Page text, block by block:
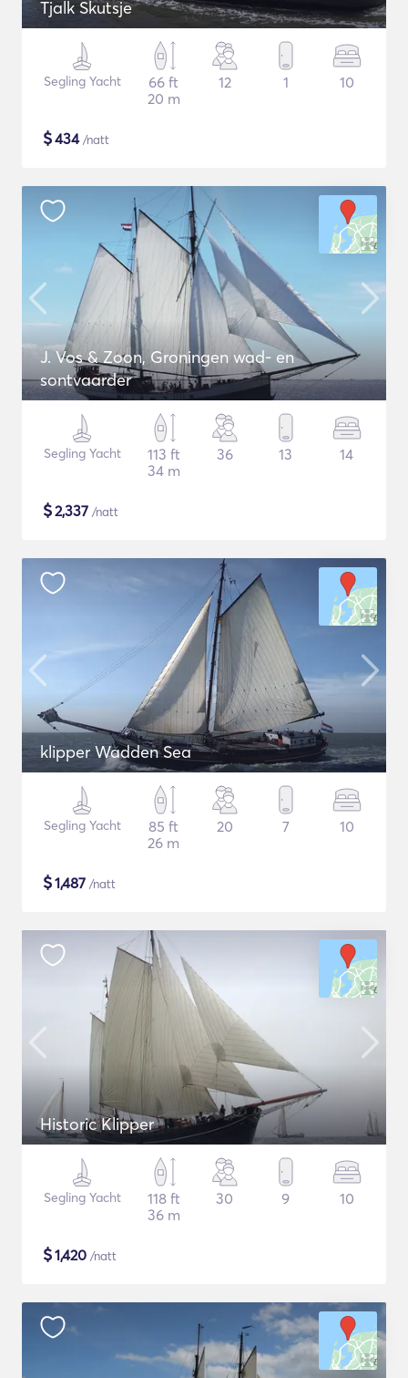
Tjalk Skutsje
Segling Yacht
66 ft
20 m
12 1 10
$434/natt
J. Vos & Zoon, Groningen wad- en
sontvaarder
Segling Yacht
113 ft
34 m
36 13 14
$2,337 /natt
klipper Wadden Sea
Segling Yacht
85 ft
26 m
20 7 10
$1,487 /natt
Historic Klipper
Segling Yacht
118 ft
36 m
30 9 10
$1,420 /natt